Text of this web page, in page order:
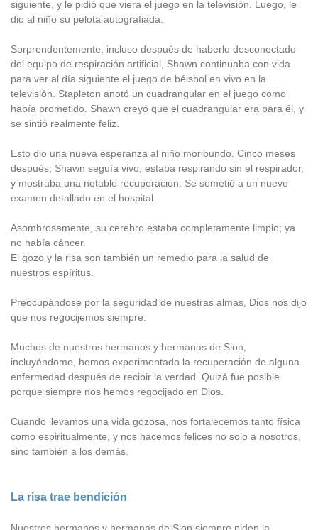
siguiente, y le pidió que viera el juego en la televisión. Luego, le
dio al niño su pelota autografiada.
Sorprendentemente, incluso después de haberlo desconectado
del equipo de respiración artificial, Shawn continuaba con vida
para ver al día siguiente el juego de béisbol en vivo en la
televisión. Stapleton anotó un cuadrangular en el juego como
había prometido. Shawn creyó que el cuadrangular era para él, y
se sintió realmente feliz.
Esto dio una nueva esperanza al niño moribundo. Cinco meses
después, Shawn seguía vivo; estaba respirando sin el respirador,
y mostraba una notable recuperación. Se sometió a un nuevo
examen detallado en el hospital.
Asombrosamente, su cerebro estaba completamente limpio; ya
no había cáncer.
El gozo y la risa son también un remedio para la salud de
nuestros espíritus.
Preocupándose por la seguridad de nuestras almas, Dios nos dijo
que nos regocijemos siempre.
Muchos de nuestros hermanos y hermanas de Sion,
incluyéndome, hemos experimentado la recuperación de alguna
enfermedad después de recibir la verdad. Quizá fue posible
porque siempre nos hemos regocijado en Dios.
Cuando llevamos una vida gozosa, nos fortalecemos tanto física
como espiritualmente, y nos hacemos felices no solo a nosotros,
sino también a los demás.
La risa trae bendición